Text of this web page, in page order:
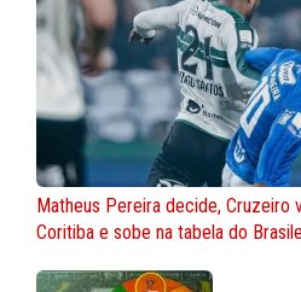
Matheus Pereira decide, Cruzeiro
Coritiba e sobe na tabela do